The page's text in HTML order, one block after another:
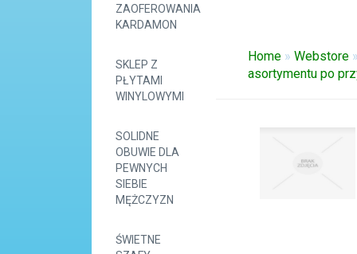
ZAOFEROWANIA
KARDAMON
SKLEP Z
PŁYTAMI
WINYLOWYMI
SOLIDNE
OBUWIE DLA
PEWNYCH
SIEBIE
MĘŻCZYZN
ŚWIETNE
Home »Webstore
asortymentu po